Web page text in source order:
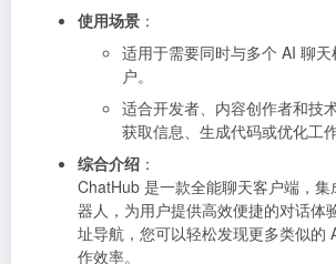
使用场景 ：
适用于需要同时与多个 AI 聊
户。
适合开发者、内容创作者和技
获取信息、生成代码或优化工作
综合介绍 ：
ChatHub 是一款全能聊天客户端，
器人，为用户提供高效便捷的对话体
址导航 ，您可以轻松发现更多类似的
作效率。